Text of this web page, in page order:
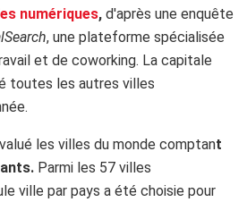
numériques, d'après une enquête
, une plateforme spécialisée
et de coworking. La capitale
toutes les autres villes
les villes du monde comptant
Parmi les 57 villes
ville par pays a été choisie pour